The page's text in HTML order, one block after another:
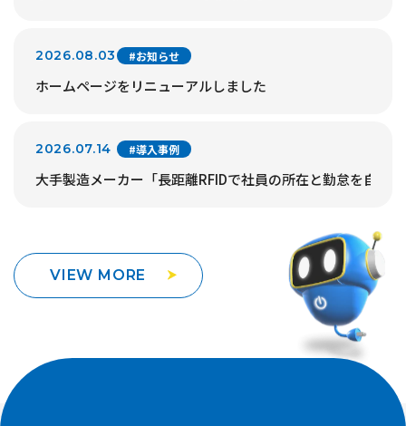
2026.08.03 #お知らせ
ホームページをリニューアルしました
2026.07.14 #導入事例
大手製造メーカー「長距離RFIDで社員の所在と勤怠を自動
VIEW MORE